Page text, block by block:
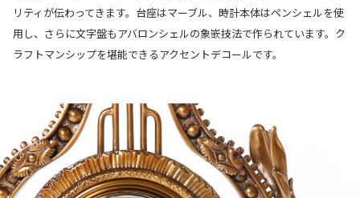
リティが伝わってきます。台座はマーブル、時計本体はペンシェルを使
用し、さらに文字盤もアバロンシェルの象嵌技法で作られています。ク
ラフトマンシップを堪能できるアクセントデコールです。